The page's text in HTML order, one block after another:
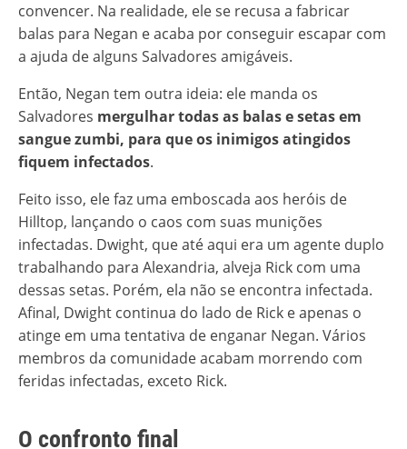
convencer. Na realidade, ele se recusa a fabricar
balas para Negan e acaba por conseguir escapar com
a ajuda de alguns Salvadores amigáveis.
Então, Negan tem outra ideia: ele manda os
Salvadores mergulhar todas as balas e setas em
sangue zumbi, para que os inimigos atingidos
fiquem infectados.
Feito isso, ele faz uma emboscada aos heróis de
Hilltop, lançando o caos com suas munições
infectadas. Dwight, que até aqui era um agente duplo
trabalhando para Alexandria, alveja Rick com uma
dessas setas. Porém, ela não se encontra infectada.
Afinal, Dwight continua do lado de Rick e apenas o
atinge em uma tentativa de enganar Negan. Vários
membros da comunidade acabam morrendo com
feridas infectadas, exceto Rick.
O confronto final